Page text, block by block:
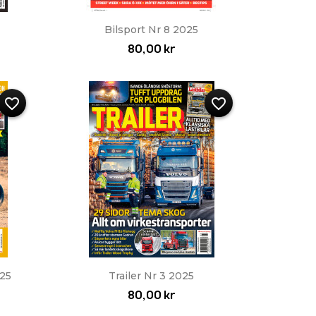
Snabbvy
Bilsport Nr 8 2025
80,00 kr
favorite_border
Snabbvy
Trailer Nr 3 2025
80,00 kr
favorite_border